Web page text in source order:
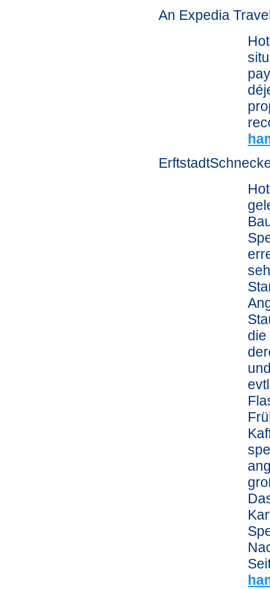
An Expedia
die